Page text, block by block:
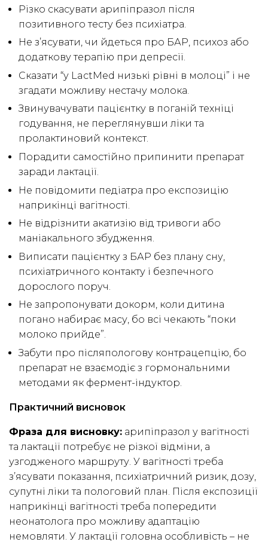
Різко скасувати арипіпразол після
позитивного тесту без психіатра.
Не з’ясувати, чи йдеться про БАР, психоз або
додаткову терапію при депресії.
Сказати “у LactMed низькі рівні в молоці” і не
згадати можливу нестачу молока.
Звинувачувати пацієнтку в поганій техніці
годування, не переглянувши ліки та
пролактиновий контекст.
Порадити самостійно припинити препарат
заради лактації.
Не повідомити педіатра про експозицію
наприкінці вагітності.
Не відрізнити акатизію від тривоги або
маніакального збудження.
Виписати пацієнтку з БАР без плану сну,
психіатричного контакту і безпечного
дорослого поруч.
Не запропонувати докорм, коли дитина
погано набирає масу, бо всі чекають “поки
молоко прийде”.
Забути про післяпологову контрацепцію, бо
препарат не взаємодіє з гормональними
методами як фермент-індуктор.
Практичний висновок
Фраза для висновку: арипіпразол у вагітності
та лактації потребує не різкої відміни, а
узгодженого маршруту. У вагітності треба
з’ясувати показання, психіатричний ризик, дозу,
супутні ліки та пологовий план. Після експозиції
наприкінці вагітності треба попередити
неонатолога про можливу адаптацію
немовляти. У лактації головна особливість – не